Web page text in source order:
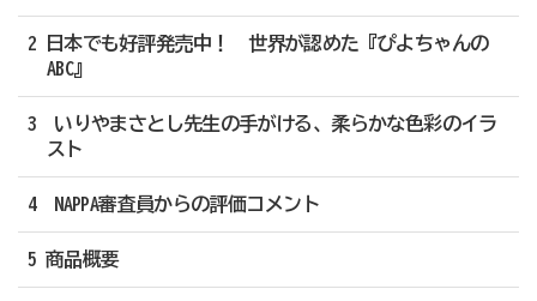
2 日本でも好評発売中！ 世界が認めた『ぴよちゃんの
ABC』
3 いりやまさとし先生の手がける、柔らかな色彩のイラ
スト
4 NAPPA審査員からの評価コメント
5 商品概要